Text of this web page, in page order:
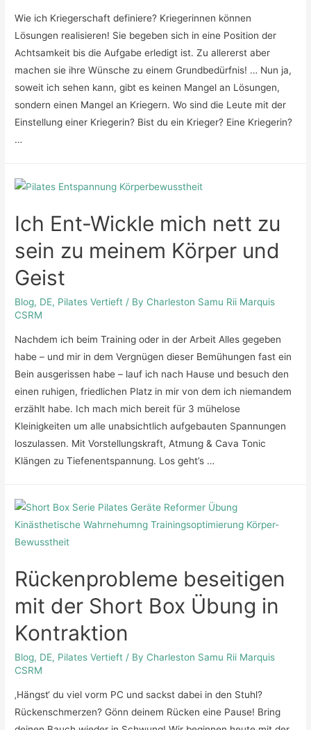
Wie ich Kriegerschaft definiere? Kriegerinnen können
Lösungen realisieren! Sie begeben sich in eine Position der
Achtsamkeit bis die Aufgabe erledigt ist. Zu allererst aber
machen sie ihre Wünsche zu einem Grundbedürfnis! … Nun ja,
soweit ich sehen kann, gibt es keinen Mangel an Lösungen,
sondern einen Mangel an Kriegern. Wo sind die Leute mit der
Einstellung einer Kriegerin? Bist du ein Krieger? Eine Kriegerin?
…
Ich Ent-Wickle mich nett zu
sein zu meinem Körper und
Geist
Blog, DE, Pilates Vertieft / By Charleston Samu Rii Marquis
CSRM
Nachdem ich beim Training oder in der Arbeit Alles gegeben
habe – und mir in dem Vergnügen dieser Bemühungen fast ein
Bein ausgerissen habe – lauf ich nach Hause und besuch den
einen ruhigen, friedlichen Platz in mir von dem ich niemandem
erzählt habe. Ich mach mich bereit für 3 mühelose
Kleinigkeiten um alle unabsichtlich aufgebauten Spannungen
loszulassen. Mit Vorstellungskraft, Atmung & Cava Tonic
Klängen zu Tiefenentspannung. Los geht’s …
Rückenprobleme beseitigen
mit der Short Box Übung in
Kontraktion
Blog, DE, Pilates Vertieft / By Charleston Samu Rii Marquis
CSRM
‚Hängst‘ du viel vorm PC und sackst dabei in den Stuhl?
Rückenschmerzen? Gönn deinem Rücken eine Pause! Bring